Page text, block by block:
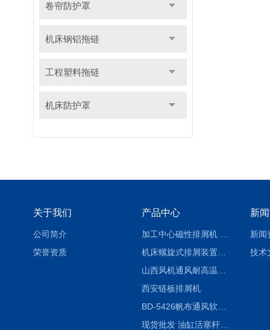
卷帘防护罩
机床钢铝拖链
工程塑料拖链
机床防护罩
关于我们
公司简介
荣誉资质
产品中心
西安链板排屑机
BD-5426帆布通风软连接水泥布袋陕西生产厂家
现货批发 油缸活塞杆圆形保护套
新
新闻
技术